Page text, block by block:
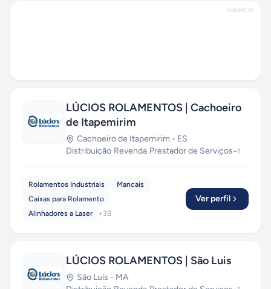
ANÚNCIO
LÚCIOS ROLAMENTOS | Cachoeiro
de Itapemirim
Cachoeiro de Itapemirim - ES
Distribuição·Revenda·Prestador de Serviços+1
Rolamentos Industriais
Mancais
Caixas para Rolamento
Alinhadores a Laser
+38
Ver perfil
LÚCIOS ROLAMENTOS | São Luis
São Luís - MA